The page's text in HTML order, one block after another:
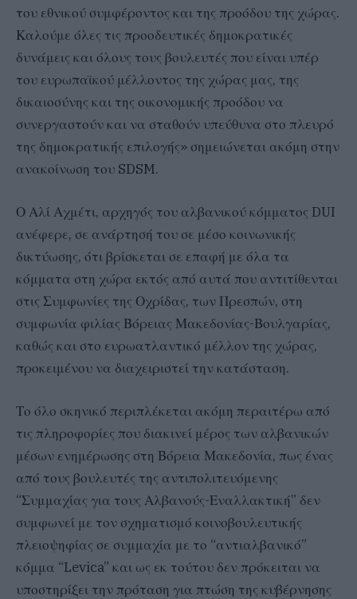
του εθνικού συμφέροντος και της προόδου της χώρας.
Καλούμε όλες τις προοδευτικές δημοκρατικές
δυνάμεις και όλους τους βουλευτές που είναι υπέρ
του ευρωπαϊκού μέλλοντος της χώρας μας, της
δικαιοσύνης και της οικονομικής προόδου να
συνεργαστούν και να σταθούν υπεύθυνα στο πλευρό
της δημοκρατικής επιλογής» σημειώνεται ακόμη στην
ανακοίνωση του SDSM.
Ο Αλί Αχμέτι, αρχηγός του αλβανικού κόμματος DUI
ανέφερε, σε ανάρτησή του σε μέσο κοινωνικής
δικτύωσης, ότι βρίσκεται σε επαφή με όλα τα
κόμματα στη χώρα εκτός από αυτά που αντιτίθενται
στις Συμφωνίες της Οχρίδας, των Πρεσπών, στη
συμφωνία φιλίας Βόρειας Μακεδονίας-Βουλγαρίας,
καθώς και στο ευρωατλαντικό μέλλον της χώρας,
προκειμένου να διαχειριστεί την κατάσταση.
Το όλο σκηνικό περιπλέκεται ακόμη περαιτέρω από
τις πληροφορίες που διακινεί μέρος των αλβανικών
μέσων ενημέρωσης στη Βόρεια Μακεδονία, πως ένας
από τους βουλευτές της αντιπολιτευόμενης
“Συμμαχίας για τους Αλβανούς-Εναλλακτική” δεν
συμφωνεί με τον σχηματισμό κοινοβουλευτικής
πλειοψηφίας σε συμμαχία με το “αντιαλβανικό”
κόμμα “Levica” και ως εκ τούτου δεν πρόκειται να
υποστηρίξει την πρόταση για πτώση της κυβέρνησης